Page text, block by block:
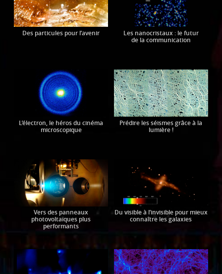
Des particules pour l’avenir
Les nanocristaux : le futur
de la communication
L’électron, le héros du cinéma
microscopique
Prédire les séismes grâce à la
lumière !
Vers des panneaux
photovoltaïques plus
performants
Du visible à l’invisible pour mieux
connaître les galaxies